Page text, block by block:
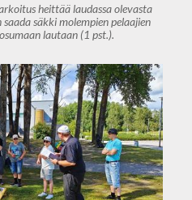
heittää laudassa olevasta
säkki molempien pelaajien
lautaan (1 pst.).